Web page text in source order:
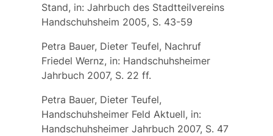
Stand, in: Jahrbuch des Stadtteilvereins
Handschuhsheim 2005, S. 43-59
Petra Bauer, Dieter Teufel, Nachruf
Friedel Wernz, in: Handschuhsheimer
Jahrbuch 2007, S. 22 ff.
Petra Bauer, Dieter Teufel,
Handschuhsheimer Feld Aktuell, in:
Handschuhsheimer Jahrbuch 2007, S. 47